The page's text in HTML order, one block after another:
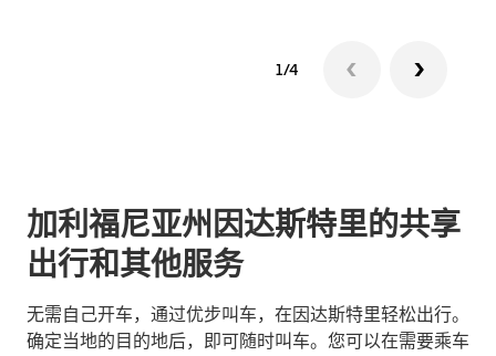
1/4
加利福尼亚州因达斯特里的共享
出行和其他服务
无需自己开车，通过优步叫车，在因达斯特里轻松出行。
确定当地的目的地后，即可随时叫车。您可以在需要乘车